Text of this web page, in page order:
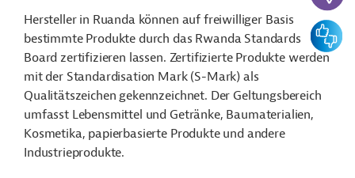
Hersteller in Ruanda können auf freiwilliger Basis
bestimmte Produkte durch das Rwanda Standards
Board zertifizieren lassen. Zertifizierte Produkte werden
mit der Standardisation Mark (S-Mark) als
Qualitätszeichen gekennzeichnet. Der Geltungsbereich
umfasst Lebensmittel und Getränke, Baumaterialien,
Kosmetika, papierbasierte Produkte und andere
Industrieprodukte.